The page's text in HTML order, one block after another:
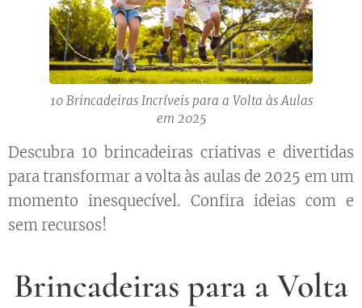
10 Brincadeiras Incríveis para a Volta às Aulas
em 2025
Descubra 10 brincadeiras criativas e divertidas
para transformar a volta às aulas de 2025 em um
momento inesquecível. Confira ideias com e
sem recursos!
Brincadeiras para a Volta